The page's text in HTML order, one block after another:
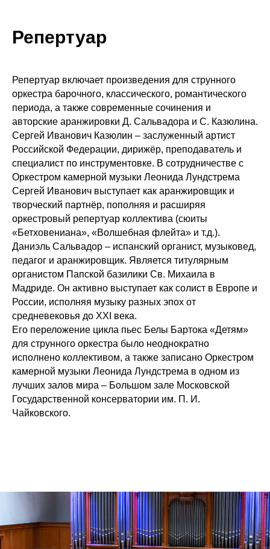
Репертуар
Репертуар включает произведения для струнного
оркестра барочного, классического, романтического
периода, а также современные сочинения и
авторские аранжировки Д. Сальвадора и С. Казюлина.
Сергей Иванович Казюлин – заслуженный артист
Российской Федерации, дирижёр, преподаватель и
специалист по инструментовке. В сотрудничестве с
Оркестром камерной музыки Леонида Лундстрема
Сергей Иванович выступает как аранжировщик и
творческий партнёр, пополняя и расширяя
оркестровый репертуар коллектива (сюиты
«Бетховениана», «Волшебная флейта» и т.д.).
Даниэль Сальвадор – испанский органист, музыковед,
педагог и аранжировщик. Является титулярным
органистом Папской базилики Св. Михаила в
Мадриде. Он активно выступает как солист в Европе и
России, исполняя музыку разных эпох от
средневековья до XXI века.
Его переложение цикла пьес Белы Бартока «Детям»
для струнного оркестра было неоднократно
исполнено коллективом, а также записано Оркестром
камерной музыки Леонида Лундстрема в одном из
лучших залов мира – Большом зале Московской
Государственной консерватории им. П. И.
Чайковского.